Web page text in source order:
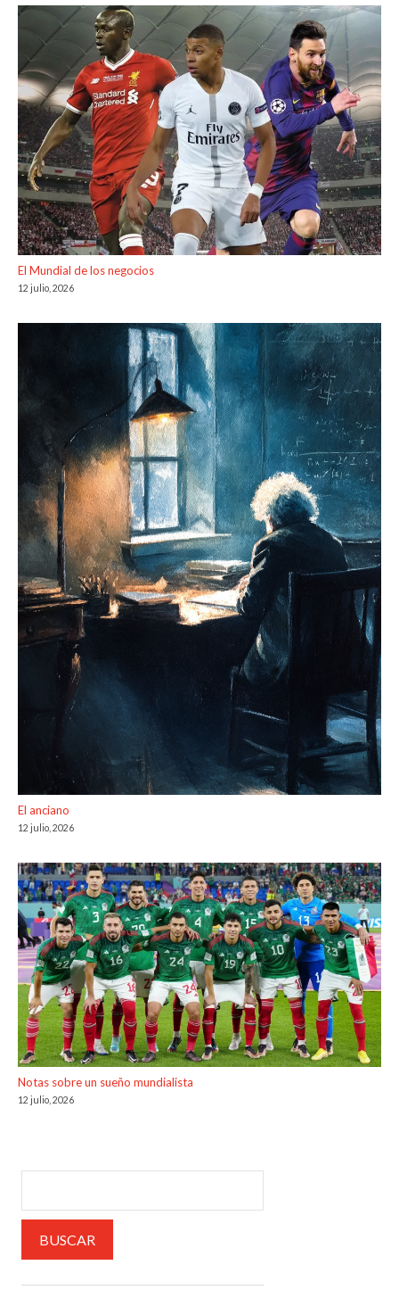
El Mundial de los negocios
12 julio, 2026
El anciano
12 julio, 2026
Notas sobre un sueño mundialista
12 julio, 2026